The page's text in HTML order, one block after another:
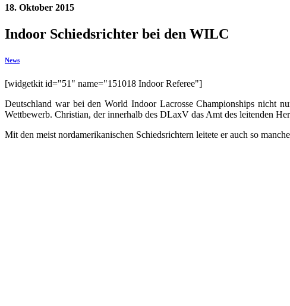
18. Oktober 2015
Indoor Schiedsrichter bei den WILC
News
[widgetkit id="51" name="151018 Indoor Referee"]
Deutschland war bei den World Indoor Lacrosse Championships nicht
Wettbewerb. Christian, der innerhalb des DLaxV das Amt des leitenden
Mit den meist nordamerikanischen Schiedsrichtern leitete er auch so